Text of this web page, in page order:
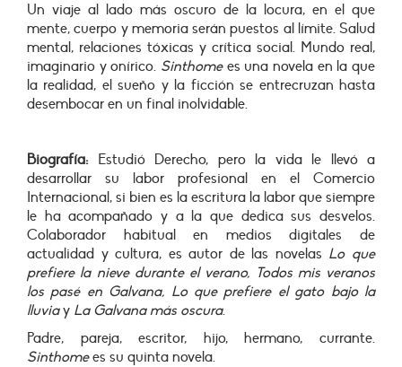
Un viaje al lado más oscuro de la locura, en el que
mente, cuerpo y memoria serán puestos al límite. Salud
mental, relaciones tóxicas y crítica social. Mundo real,
imaginario y onírico. Sinthome es una novela en la que
la realidad, el sueño y la ficción se entrecruzan hasta
desembocar en un final inolvidable.
Biografía:Estudió Derecho, pero la vida le llevó a
desarrollar su labor profesional en el Comercio
Internacional, si bien es la escritura la labor que siempre
le ha acompañado y a la que dedica sus desvelos.
Colaborador habitual en medios digitales de
actualidad y cultura, es autor de las novelas Lo que
prefiere la nieve durante el verano, Todos mis veranos
los pasé en Galvana, Lo que prefiere el gato bajo la
lluviay La Galvana más oscura.
Padre, pareja, escritor, hijo, hermano, currante.
Sinthomees su quinta novela.